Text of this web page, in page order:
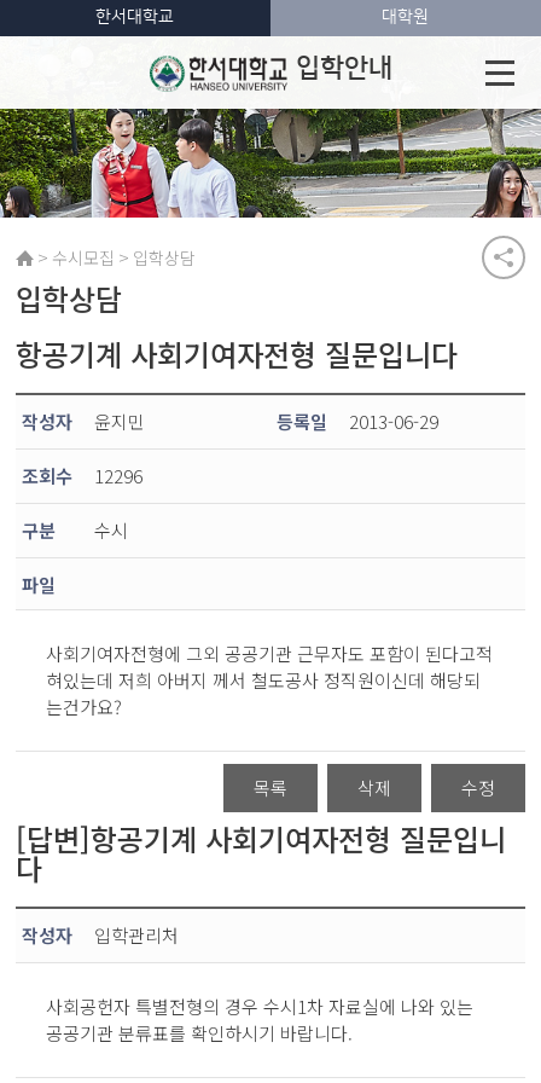
입학안내
한서대학교 대학원
> 수시모집 > 입학상담
입학상담
항공기계 사회기여자전형 질문입니다
작성자 윤지민 등록일 2013-06-29
조회수 12296
구분 수시
파일
사회기여자전형에 그외 공공기관 근무자도 포함이 된다고적
혀있는데 저희 아버지 께서 철도공사 정직원이신데 해당되
는건가요?
목록 삭제 수정
[답변]항공기계 사회기여자전형 질문입니
다
작성자 입학관리처
사회공헌자 특별전형의 경우 수시1차 자료실에 나와 있는
공공기관 분류표를 확인하시기 바랍니다.